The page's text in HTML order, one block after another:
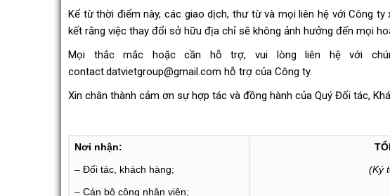
Kể từ thời điểm này, các giao dịch, thư từ và mọi liên hệ với Công
kết rằng việc thay đổi sở hữu địa chỉ sẽ không ảnh hưởng đến mọi
Mọi thắc mắc hoặc cần hỗ trợ, vui lòng liên hệ với
contact.datvietgroup@gmail.com hỗ trợ của Công ty.
Xin chân thành cảm ơn sự hợp tác và đồng hành của Quý Đối tác,
Nơi nhận:
– Đối tác, khách hàng;
– Cán bộ công nhân viên;
(Ký